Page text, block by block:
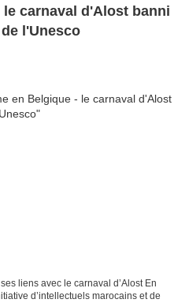
carnaval d'Alost banni
l'Unesco
liens avec le carnaval d’Alost En
d’intellectuels marocains et de